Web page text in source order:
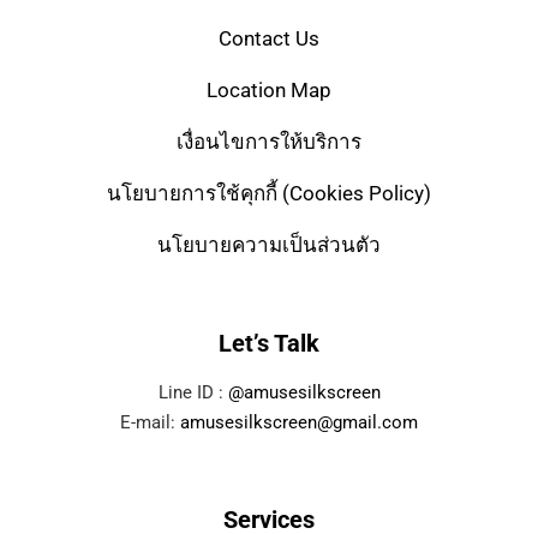
Contact Us
Location Map
เงื่อนไขการให้บริการ
นโยบายการใช้คุกกี้ (Cookies Policy)
นโยบายความเป็นส่วนตัว
Let’s Talk
Line ID : @amusesilkscreen
E-mail: amusesilkscreen@gmail.com
Services